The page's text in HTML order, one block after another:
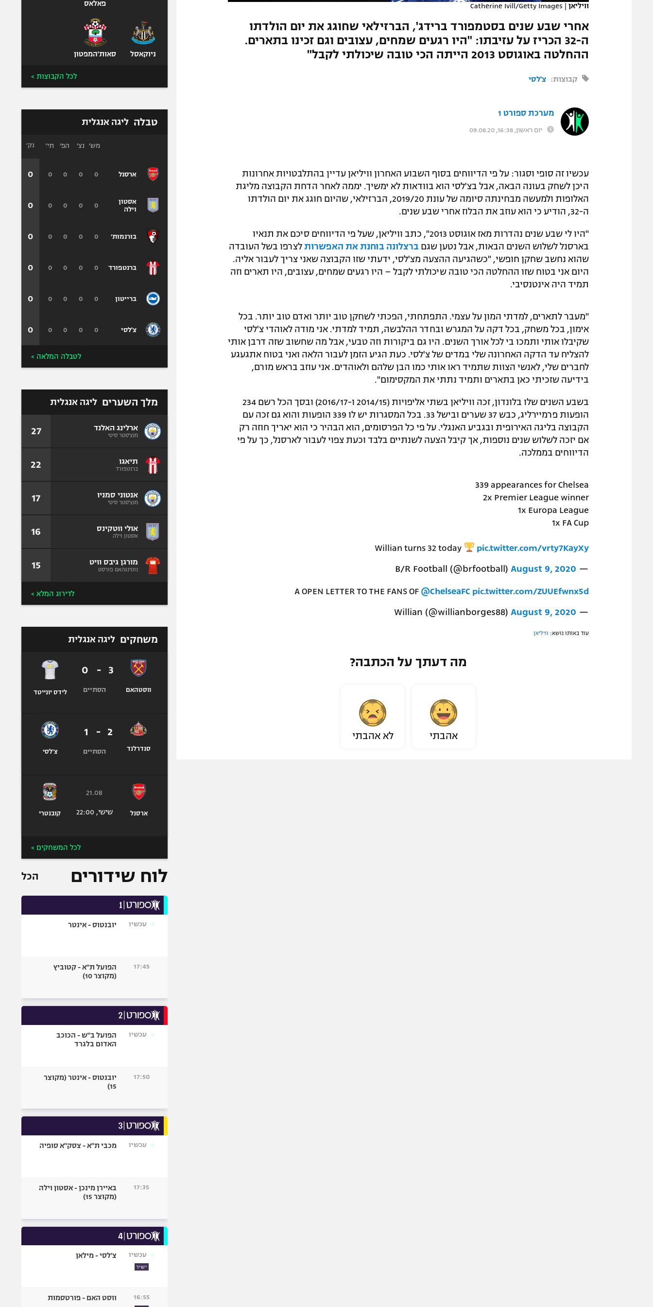
המגזיןוויליאן |
Catherine Ivill/Getty Images
אחרי שבע שנים בסטמפורד ברידג', הברזילאי שחוגג את יום הולדתו
ה-32 הכריז על עזיבתו: "היו רגעים שמחים, עצובים וגם זכינו בתארים.
ההחלטה באוגוסט 2013 הייתה הכי טובה שיכולתי לקבל"
קבוצות: צ'לסי
מערכת ספורט 1
יום ראשון, 16:38, 09.08.20
עכשיו זה סופי וסגור: על פי הדיווחים בסוף השבוע האחרון וויליאן עדיין בהתלבטויות אחרונות
היכן לשחק בעונה הבאה, אבל בצ'לסי הוא בוודאות לא ימשיך. יממה לאחר הדחת הקבוצה מליגת
האלופות ולמעשה מבחינתה סיומה של עונת 2019/20, הברזילאי, שהיום חוגג את יום הולדתו
ה-32, הודיע כי הוא עוזב את הבלוז אחרי שבע שנים.
"היו לי שבע שנים נהדרות מאז אוגוסט 2013", כתב וויליאן, שעל פי הדיווחים סיכם את תנאיו
בארסנל לשלוש השנים הבאות, אבל נטען שגם ברצלונה בוחנת את האפשרות לצרפו בשל העובדה
שהוא נחשב שחקן חופשי, "כשהגיעה ההצעה מצ'לסי, ידעתי שזו הקבוצה שאני צריך לעבור אליה.
היום אני בטוח שזו ההחלטה הכי טובה שיכולתי לקבל – היו רגעים שמחים, עצובים, היו תארים וזה
תמיד היה אינטנסיבי.
"מעבר לתארים, למדתי המון על עצמי. התפתחתי, הפכתי לשחקן טוב יותר ואדם טוב יותר. בכל
אימון, בכל משחק, בכל דקה על המגרש ובחדר ההלבשה, תמיד למדתי. אני מודה לאוהדי צ'לסי
שקיבלו אותי ותמכו בי לכל אורך השנים. היו גם ביקורות וזה טבעי, אבל מה שחשוב שזה דרבן אותי
להצליח עד הדקה האחרונה שלי במדים של צ'לסי. כעת הגיע הזמן לעבור הלאה ואני בטוח אתגעגע
לחברים שלי, לאנשי הצוות שתמיד ראו אותי כמו הבן שלהם ולאוהדים. אני עוזב בראש מורם,
בידיעה שזכיתי כאן בתארים ותמיד נתתי את המקסימום".
בשבע השנים שלו בלונדון, זכה וויליאן בשתי אליפויות (2014/15 ו-2016/17) ובסך הכל רשם 234
הופעות פרמיירליג, כבש 37 שערים ובישל 33. בכל המסגרות יש לו 339 הופעות והוא גם זכה עם
הקבוצה בליגה האירופית ובגביע האנגלי. על פי כל הפרסומים, הוא הבהיר כי הוא יאריך חוזה רק
אם יזכה לשלוש שנים נוספות, אך קיבל הצעה לשנתיים בלבד וכעת צפוי לעבור לארסנל, כך על פי
הדיווחים בממלכה.
339 appearances for Chelsea
2x Premier League winner
1x Europa League
1x FA Cup
Willian turns 32 today pic.twitter.com/vrty7KayXy
— B/R Football (@brfootball)
August 9, 2020
A OPEN LETTER TO THE FANS OF @ChelseaFC pic.twitter.com/ZUUEfwnx5d
— Willian (@willianborges88)
August 9, 2020
עוד באותו נושא: וויליאן
מה דעתך על הכתבה?
אהבתי לא אהבתי
פאלאס
ניוקאסל סאות'המפטון
לכל הקבוצות >
טבלה ליגה אנגלית
ארסנל
אסטון
וילה
בורנמות׳
ברנטפורד
ברייטון
צ'לסי
מש׳ נצ׳ הפ׳ תי׳
0
0
0
0
0
0
0
0
0
0
0
0
0
0
0
0
0
0
0
0
0
0
0
0
נק׳
0
0
0
0
0
0
לטבלה המלאה >
מלך השערים ליגה אנגלית
ארלינג האלנד
מנצ'סטר סיטי 27
תיאגו
ברנטפורד 22
אנטוני סמניו
מנצ'סטר סיטי 17
אולי ווטקינס
אסטון וילה 16
מורגן גיבס וויט
נוטינגהאם פורסט 15
לדירוג המלא >
משחקים ליגה אנגלית
ווסטהאם
3
-
0
הסתיים לידס יונייטד
סנדרלנד
2
-
1
הסתיים צ'לסי
ארסנל
21.08
שישי, 22:00 קובנטרי
לכל המשחקים >
לוח שידורים הכל
עכשיו יובנטוס - אינטר
17:45
הפועל ת"א - קטוביץ
(מקוצר 10)
עכשיו
הפועל ב"ש - הכוכב
האדום בלגרד
17:50
יובנטוס - אינטר (מקוצר
15)
עכשיו מכבי ת"א - צסק"א סופיה
17:35
באיירן מינכן - אסטון וילה
(מקוצר 15)
עכשיו
ישיר
צ'לסי - מילאן
16:55 ווסט האם - פורטסמות